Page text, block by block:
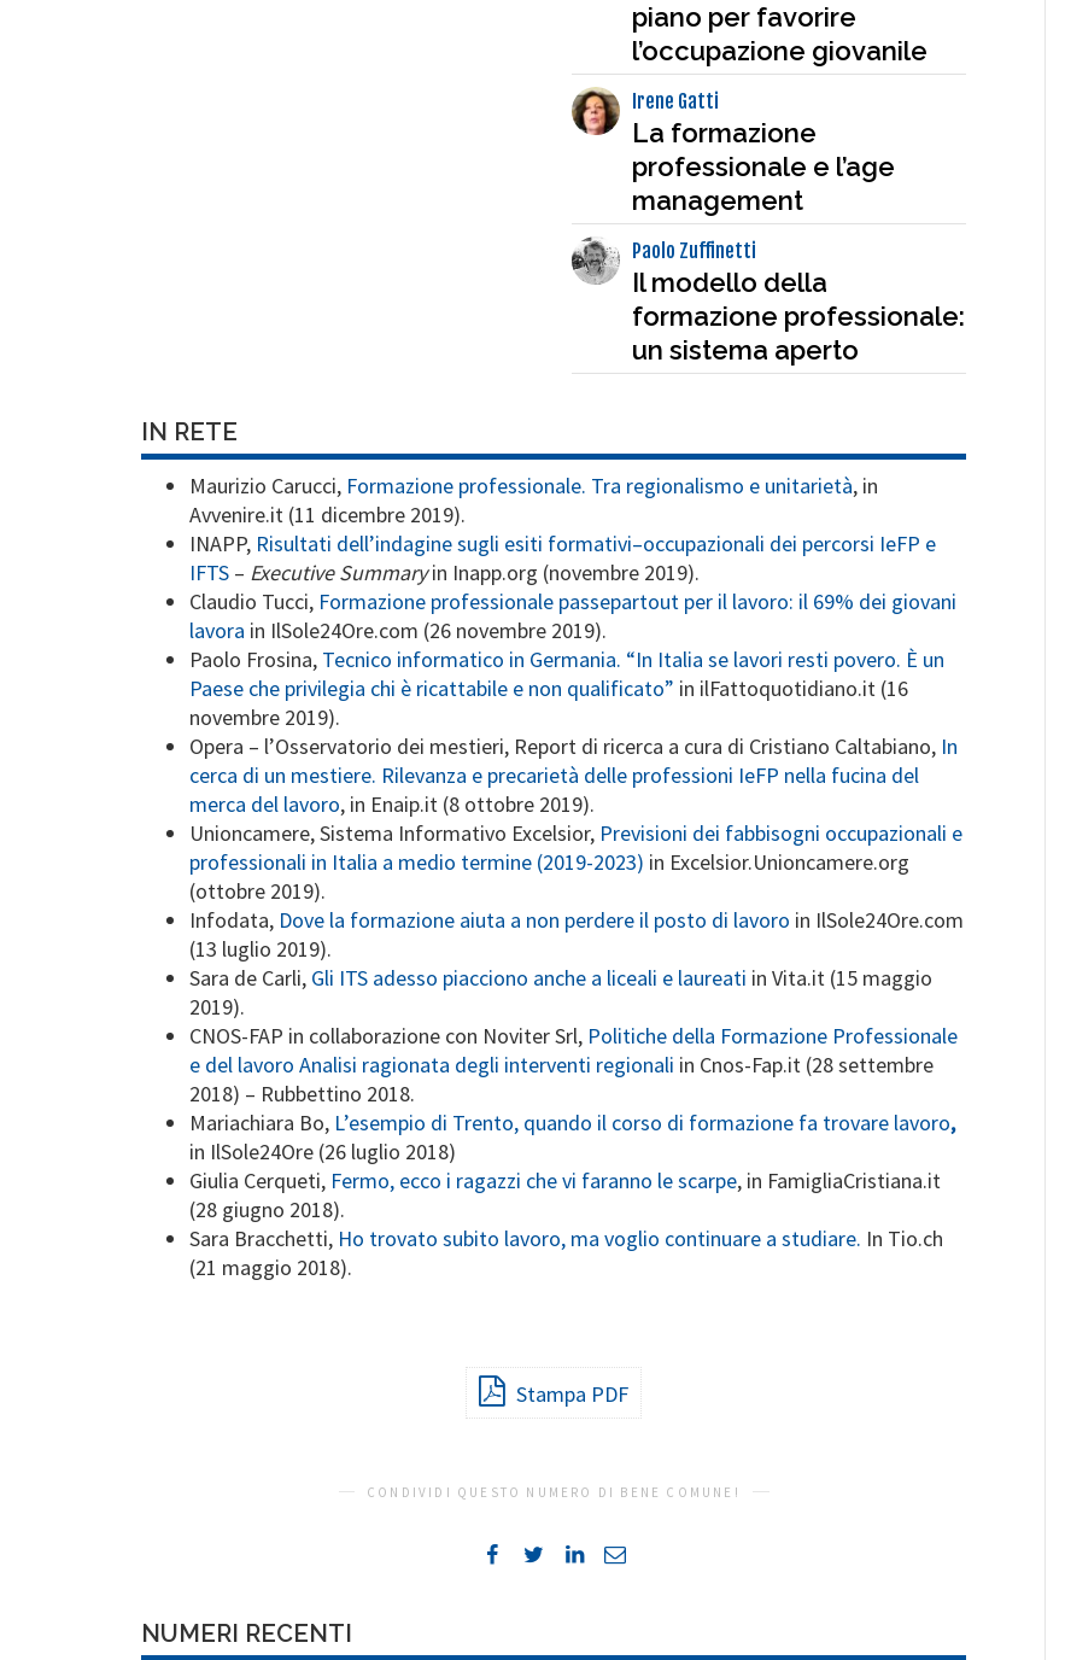
piano per favorire
l’occupazione giovanile
Irene Gatti
La formazione
professionale e l’age
management
Paolo Zuffinetti
Il modello della
formazione professionale:
un sistema aperto
IN RETE
Maurizio Carucci, Formazione professionale. Tra regionalismo e unitarietà, in
Avvenire.it (11 dicembre 2019).
INAPP, Risultati dell’indagine sugli esiti formativi–occupazionali dei percorsi IeFP e
IFTS – Executive Summaryin Inapp.org (novembre 2019).
Claudio Tucci, Formazione professionale passepartout per il lavoro: il 69% dei giovani
lavora in IlSole24Ore.com (26 novembre 2019).
Paolo Frosina, Tecnico informatico in Germania. “In Italia se lavori resti povero. È un
Paese che privilegia chi è ricattabile e non qualificato” in ilFattoquotidiano.it (16
novembre 2019).
Opera – l’Osservatorio dei mestieri, Report di ricerca a cura di Cristiano Caltabiano, In
cerca di un mestiere. Rilevanza e precarietà delle professioni IeFP nella fucina del
merca del lavoro, in Enaip.it (8 ottobre 2019).
Unioncamere, Sistema Informativo Excelsior, Previsioni dei fabbisogni occupazionali e
professionali in Italia a medio termine (2019-2023) in Excelsior.Unioncamere.org
(ottobre 2019).
Infodata, Dove la formazione aiuta a non perdere il posto di lavoro in IlSole24Ore.com
(13 luglio 2019).
Sara de Carli, Gli ITS adesso piacciono anche a liceali e laureati in Vita.it (15 maggio
2019).
CNOS-FAP in collaborazione con Noviter Srl, Politiche della Formazione Professionale
e del lavoro Analisi ragionata degli interventi regionali in Cnos-Fap.it (28 settembre
2018) – Rubbettino 2018.
Mariachiara Bo, L’esempio di Trento, quando il corso di formazione fa trovare lavoro,
in IlSole24Ore (26 luglio 2018)
Giulia Cerqueti, Fermo, ecco i ragazzi che vi faranno le scarpe, in FamigliaCristiana.it
(28 giugno 2018).
Sara Bracchetti, Ho trovato subito lavoro, ma voglio continuare a studiare. In Tio.ch
(21 maggio 2018).
Stampa PDF
CONDIVIDI QUESTO NUMERO DI BENE COMUNE!
NUMERI RECENTI